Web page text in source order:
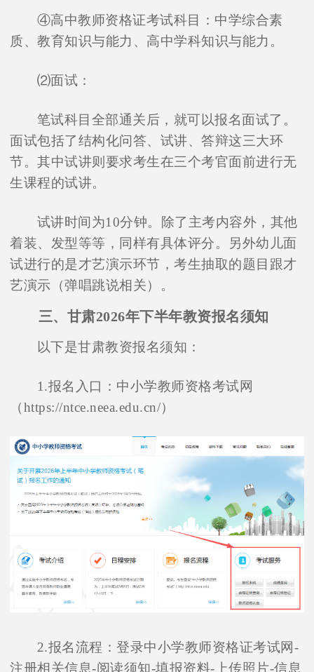
④高中教师资格证考试科目：中学综合素
质、教育知识与能力、高中学科知识与能力。
⑵面试：
笔试科目全部通关后，就可以报名面试了。
面试包括了结构化问答、试讲、答辩这三大环
节。其中试讲则要求考生在三个考官面前进行无
生课程的试讲。
试讲时间为10分钟。除了主考内容外，其他
着装、发型等等，同样有具体评分。另外幼儿面
试进行的是才艺演示环节，考生抽取的题目跟才
艺演示（弹唱跳说相关）。
三、甘肃2026年下半年教资报名须知
以下是甘肃教资报名须知：
1.报名入口：中小学教师资格考试网
（https://ntce.neea.edu.cn/）
2.报名流程：登录中小学教师资格证考试网-
注册相关信息-阅读须知-填报资料-上传照片-信息
在线咨询